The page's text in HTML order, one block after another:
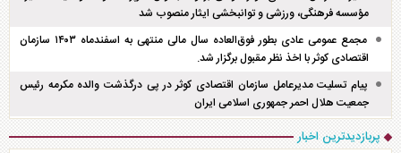
مؤسسه فرهنگی، ورزشی و توانبخشی ایثار منصوب شد
مجمع عمومی عادی بطور فوق‌العاده سال مالی منتهی به اسفند‌ماه ۱۴۰۳ سازمان
اقتصادی کوثر با اخذ نظر مقبول برگزار شد.
پیام تسلیت مدیرعامل سازمان اقتصادی کوثر در پی درگذشت والده مکرمه رئیس
جمعیت هلال احمر جمهوری اسلامی ایران
پربازدیدترین اخبار